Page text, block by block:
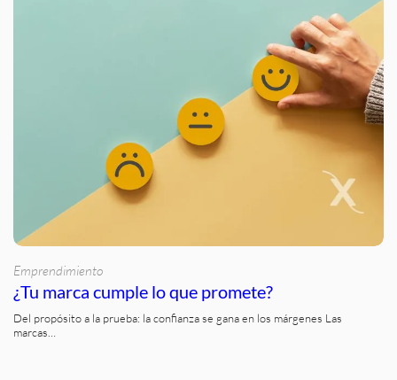
Emprendimiento
¿Tu marca cumple lo que promete?
Del propósito a la prueba: la confianza se gana en los márgenes Las
marcas…